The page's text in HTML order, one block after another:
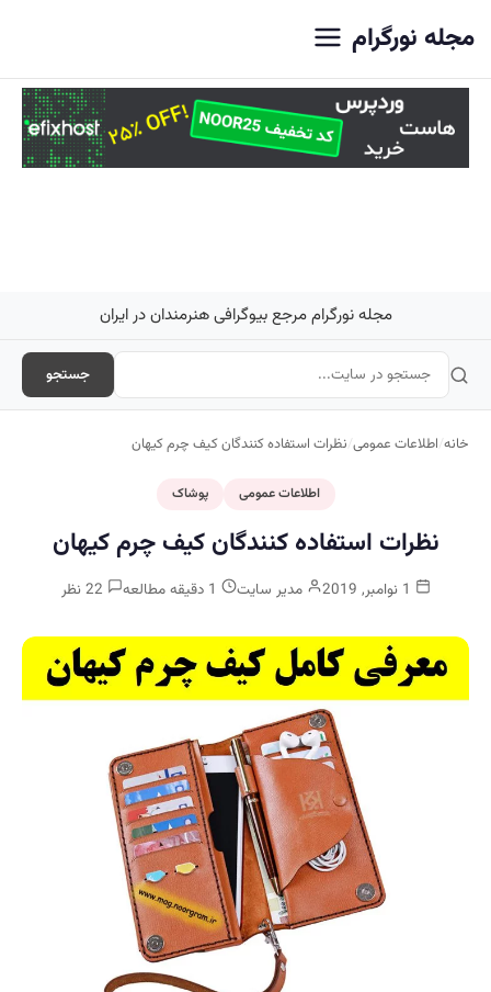
مجله نورگرام
مجله نورگرام مرجع بیوگرافی هنرمندان در ایران
جستجو
خانه/اطلاعات عمومی/نظرات استفاده کنندگان کیف چرم کیهان
اطلاعات عمومی پوشاک
نظرات استفاده کنندگان کیف چرم کیهان
مدیر سایت